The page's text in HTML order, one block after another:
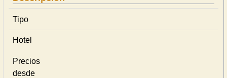
Tipo
Hotel
Precios
desde